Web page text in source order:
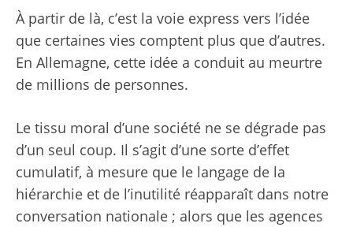
À partir de là, c’est la voie express vers l’idée
que certaines vies comptent plus que d’autres.
En Allemagne, cette idée a conduit au meurtre
de millions de personnes.
Le tissu moral d’une société ne se dégrade pas
d’un seul coup. Il s’agit d’une sorte d’effet
cumulatif, à mesure que le langage de la
hiérarchie et de l’inutilité réapparaît dans notre
conversation nationale ; alors que les agences